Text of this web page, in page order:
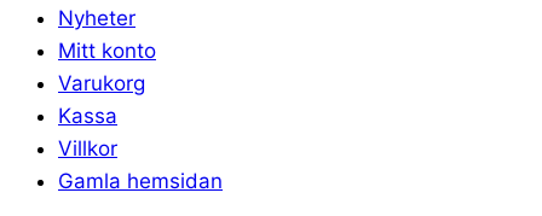
Nyheter
Mitt konto
Varukorg
Kassa
Villkor
Gamla hemsidan